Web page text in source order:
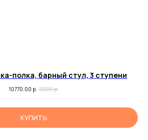
полка, барный стул, 3 ступени
10770.00 р. 12200р.
КУПИТЬ